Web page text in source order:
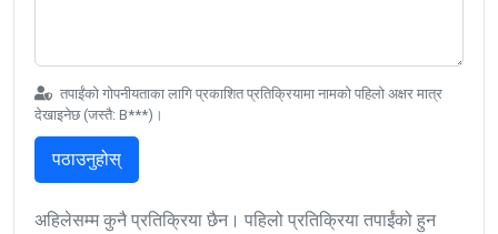
तपाईंको गोपनीयताका लागि प्रकाशित प्रतिक्रियामा नामको पहिलो अक्षर मात्र
देखाइनेछ (जस्तै: B***)।
पठाउनुहोस्
अहिलेसम्म कुनै प्रतिक्रिया छैन। पहिलो प्रतिक्रिया तपाईंको हुन